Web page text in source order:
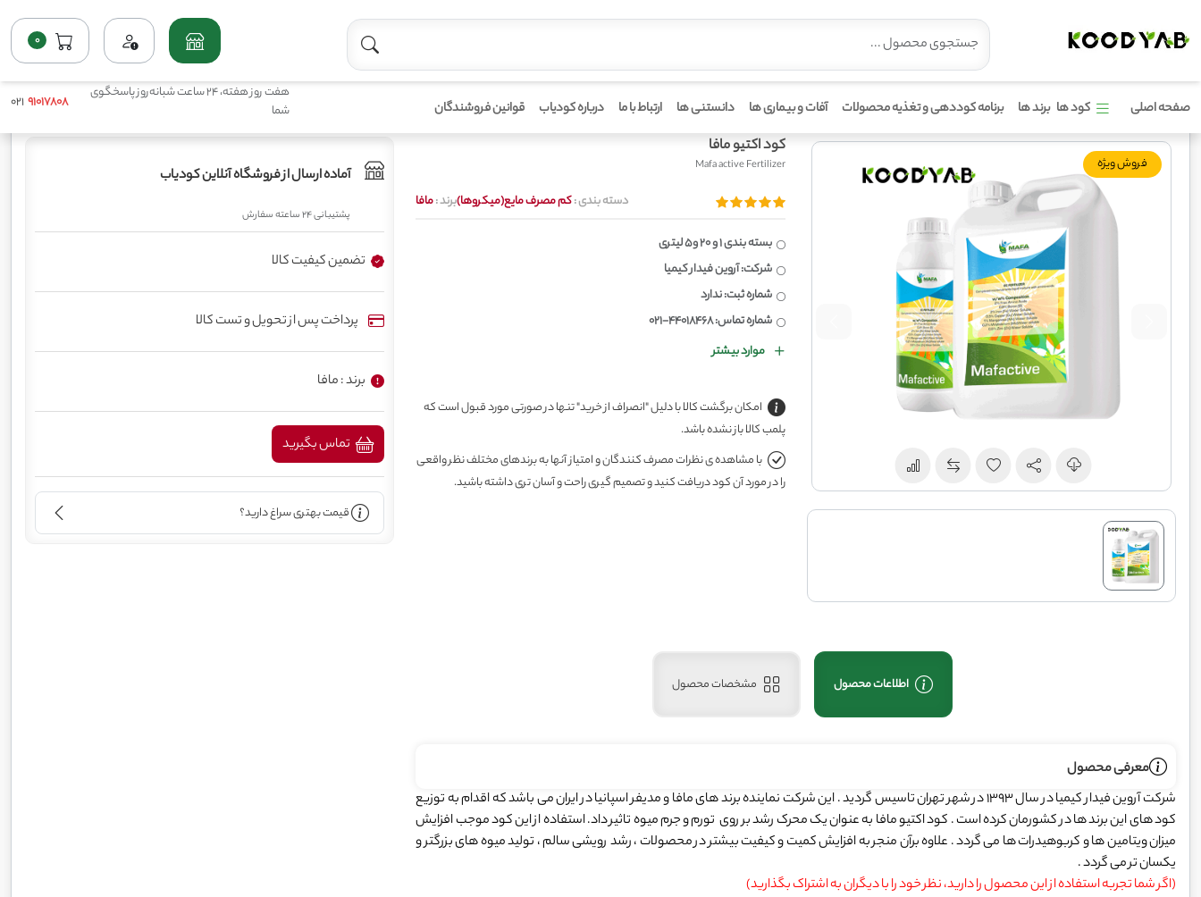
0
صفحه اصلی کود ها برنامه کوددهی و تغذیه محصولات
هفت روز هفته، 24 ساعت شبانه‌روز پاسخگوی
91017808
021
فروشگاه کم مصرف مایع(میکروها)
فروش ویژه
کود اکتیو مافا
Mafa active Fertilizer
دسته بندی :کم مصرف مایع(میکروها)برند :مافا
بسته بندی 1 و 20 و5 لیتری
شرکت: آروین فیدار کیمیا
شماره ثبت: ندارد
شماره تماس: 44018468-021
موارد بیشتر
امکان برگشت کالا با دلیل "انصراف از خرید" تنها در صورتی مورد قبول است که
پلمب کالا باز نشده باشد.
با مشاهده ی نظرات مصرف کنندگان و امتیاز آنها به برندهای مختلف نظر واقعی
را در مورد آن کود دریافت کنید و تصمیم گیری راحت و آسان تری داشته باشید.
اطلاعات محصول مشخصات محصول
معرفی محصول
شرکت آروین فیدار کیمیا در سال 1393 در شهر تهران تاسیس گردید . این شرکت نماینده برند های مافا و مدیفر اسپانیا در ایران می باشد که اقدام به توزیع
کود های این برند ها در کشورمان کرده است . کود اکتیو مافا به عنوان یک محرک رشد بر روی تورم و جرم میوه تاثیر داد. استفاده از این کود موجب افزایش
میزان ویتامین ها و کربوهیدرات ها می گردد . علاوه برآن منجر به افزایش کمیت و کیفیت بیشتر در محصولات ، رشد رویشی سالم ، تولید میوه های بزرگتر و
یکسان تر می گردد .
(اگر شما تجربه استفاده از این محصول را دارید، نظر خود را با دیگران به اشتراک بگذارید)
آماده ارسال از فروشگاه آنلاین کودیاب
پشتیبانی 24 ساعته سفارش
تضمین کیفیت کالا
پرداخت پس از تحویل و تست کالا
برند : مافا
قیمت بهتری سراغ دارید؟